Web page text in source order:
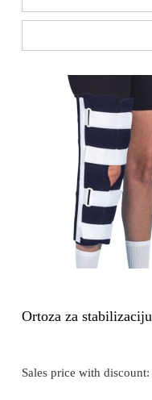
Ortoza za
Sales price with discount: